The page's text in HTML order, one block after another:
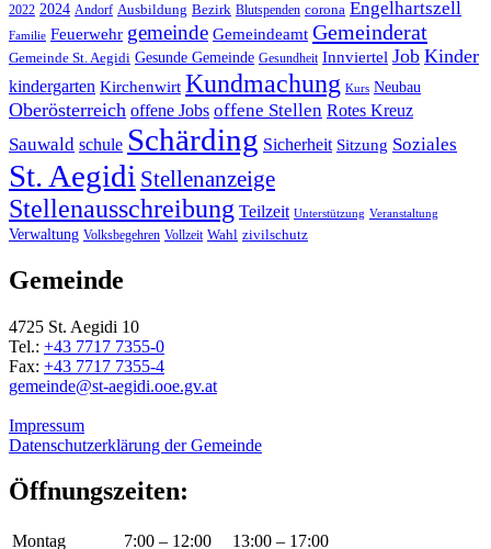
2022 2024 Andorf Ausbildung Bezirk Blutspenden corona Engelhartszell
Familie Feuerwehr gemeinde Gemeindeamt Gemeinderat
Gemeinde St. Aegidi Gesunde Gemeinde Gesundheit Innviertel Job Kinder
kindergarten Kirchenwirt Kundmachung Kurs Neubau
Oberösterreich offene Jobs offene Stellen Rotes Kreuz
Sauwald schule Schärding Sicherheit Sitzung Soziales
St. Aegidi Stellenanzeige
Stellenausschreibung Teilzeit Unterstützung Veranstaltung
Verwaltung Volksbegehren Vollzeit Wahl zivilschutz
Gemeinde
4725 St. Aegidi 10
Tel.: +43 7717 7355-0
Fax: +43 7717 7355-4
gemeinde@st-aegidi.ooe.gv.at
Impressum
Datenschutzerklärung der Gemeinde
Öffnungszeiten:
Montag 7:00 – 12:00 13:00 – 17:00